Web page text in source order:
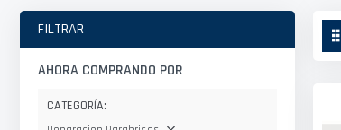
FILTRAR
AHORA COMPRANDO POR
CATEGORÍA